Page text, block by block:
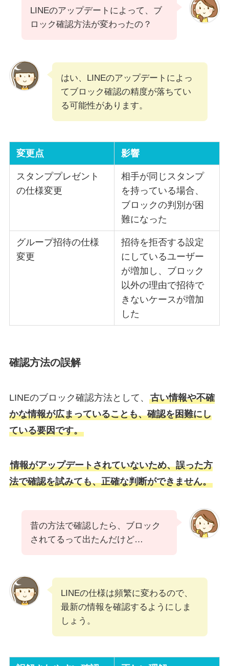
LINEのアップデートによって、ブ
ロック確認方法が変わったの？
はい、LINEのアップデートによっ
てブロック確認の精度が落ちてい
る可能性があります。
変更点 影響
スタンププレゼント
の仕様変更
相手が同じスタンプ
を持っている場合、
ブロックの判別が困
難になった
グループ招待の仕様
変更
招待を拒否する設定
にしているユーザー
が増加し、ブロック
以外の理由で招待で
きないケースが増加
した
確認方法の誤解
LINEのブロック確認方法として、 古い情報や不確
かな情報が広まっていることも、確認を困難にし
ている要因です。
情報がアップデートされていないため、誤った方
法で確認を試みても、正確な判断ができません。
昔の方法で確認したら、ブロック
されてるって出たんだけど…
LINEの仕様は頻繁に変わるので、
最新の情報を確認するようにしま
しょう。